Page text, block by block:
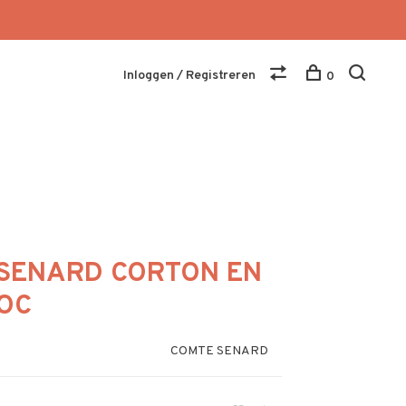
Inloggen / Registreren 0
CORTON EN
COMTE SENARD